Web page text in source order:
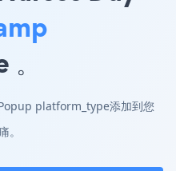
platform_type添加到您
。